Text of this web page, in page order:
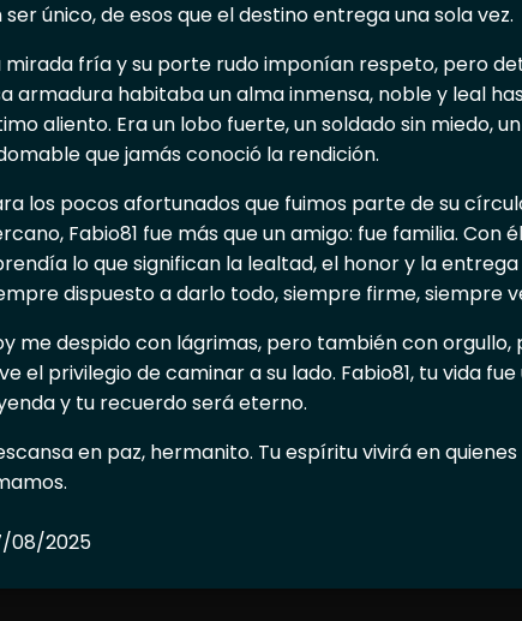
ser único, de esos que el destino entrega una sola vez.
mirada fría y su porte rudo imponían respeto, pero
armadura habitaba un alma inmensa, noble y leal
aliento. Era un lobo fuerte, un soldado sin miedo,
que jamás conoció la rendición.
los pocos afortunados que fuimos parte de su
Fabio81 fue más que un amigo: fue familia. Con
lo que significan la lealtad, el honor y la
dispuesto a darlo todo, siempre firme, siempre
me despido con lágrimas, pero también con orgullo,
el privilegio de caminar a su lado. Fabio81, tu vida fue
y tu recuerdo será eterno.
en paz, hermanito. Tu espíritu vivirá en
08/2025